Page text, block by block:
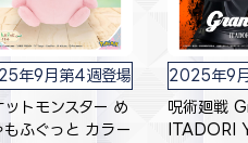
年9月第4週登場
ットモンスター め
もふぐっと カラー
2025年9
呪術廻戦
ITADORI